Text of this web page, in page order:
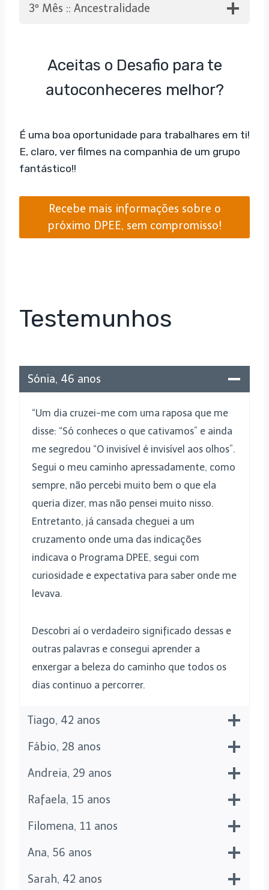
3º Mês :: Ancestralidade
Aceitas o Desafio para te
autoconheceres melhor?
É uma boa oportunidade para trabalhares em ti!
E, claro, ver filmes na companhia de um grupo
fantástico!!
Recebe mais informações sobre o
próximo DPEE, sem compromisso!
Testemunhos
Sónia, 46 anos
“Um dia cruzei-me com uma raposa que me
disse: “Só conheces o que cativamos” e ainda
me segredou “O invisível é invisível aos olhos”.
Segui o meu caminho apressadamente, como
sempre, não percebi muito bem o que ela
queria dizer, mas não pensei muito nisso.
Entretanto, já cansada cheguei a um
cruzamento onde uma das indicações
indicava o Programa DPEE, segui com
curiosidade e expectativa para saber onde me
levava.
Descobri aí o verdadeiro significado dessas e
outras palavras e consegui aprender a
enxergar a beleza do caminho que todos os
dias continuo a percorrer.
Tiago, 42 anos
Fábio, 28 anos
Andreia, 29 anos
Rafaela, 15 anos
Filomena, 11 anos
Ana, 56 anos
Sarah, 42 anos